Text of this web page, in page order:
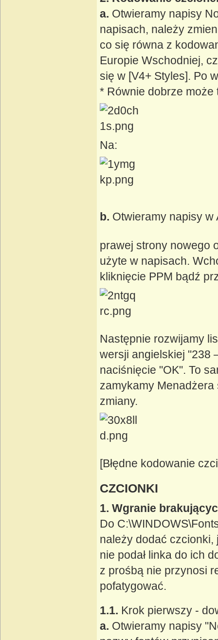
a. Otwieramy napisy
napisach, należy
co się równa z
Europie Wschodniej,
się w [V4+ Styles]. Po
* Równie dobrze
Na:
b. Otwieramy napisy
prawej strony nowego
użyte w napisach.
kliknięcie PPM bądź
Następnie rozwijamy
wersji angielskiej "238
naciśnięcie "OK". To
zamykamy
zmiany.
[Błędne kodowanie
CZCIONKI
1. Wgranie
Do
należy dodać czcionki,
nie podał linka do ich
z prośbą nie przynosi
pofatygować.
1.1. Krok pierwszy -
a. Otwieramy napisy